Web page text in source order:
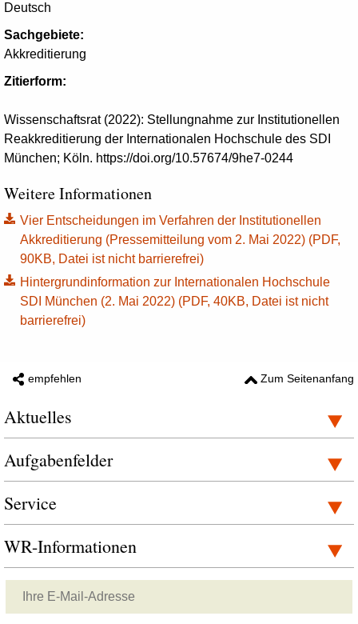
Deutsch
Sachgebiete:
Akkreditierung
Zitierform:
Wissenschaftsrat (2022): Stellungnahme zur Institutionellen
Reakkreditierung der Internationalen Hochschule des SDI
München; Köln. https://doi.org/10.57674/9he7-0244
Weitere Informationen
Vier Entscheidungen im Verfahren der Institutionellen
Akkreditierung (Pressemitteilung vom 2. Mai 2022) (PDF,
90KB, Datei ist nicht barrierefrei)
Hintergrundinformation zur Internationalen Hochschule
SDI München (2. Mai 2022) (PDF, 40KB, Datei ist nicht
barrierefrei)
empfehlen Zum Seitenanfang
Aktuelles
Aufgabenfelder
Service
WR-Informationen